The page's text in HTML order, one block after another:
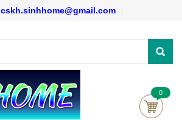
cskh.sinhhome@gmail.com
0